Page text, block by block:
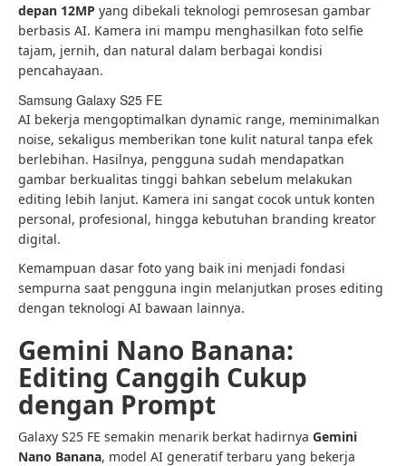
depan 12MP yang dibekali teknologi pemrosesan gambar
berbasis AI. Kamera ini mampu menghasilkan foto selfie
tajam, jernih, dan natural dalam berbagai kondisi
pencahayaan.
Samsung Galaxy S25 FE
AI bekerja mengoptimalkan dynamic range, meminimalkan
noise, sekaligus memberikan tone kulit natural tanpa efek
berlebihan. Hasilnya, pengguna sudah mendapatkan
gambar berkualitas tinggi bahkan sebelum melakukan
editing lebih lanjut. Kamera ini sangat cocok untuk konten
personal, profesional, hingga kebutuhan branding kreator
digital.
Kemampuan dasar foto yang baik ini menjadi fondasi
sempurna saat pengguna ingin melanjutkan proses editing
dengan teknologi AI bawaan lainnya.
Gemini Nano Banana:
Editing Canggih Cukup
dengan Prompt
Galaxy S25 FE semakin menarik berkat hadirnya Gemini
Nano Banana, model AI generatif terbaru yang bekerja